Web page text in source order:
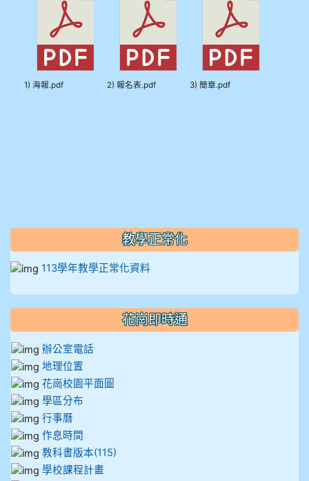
910謝尚橙
910呂芃澔
910溫婕伶
914王苡澄
1) 海報.pdf 2) 報名表.pdf 3) 簡章.pdf
教學正常化
113學年教學正常化資料
花崗即時通
辦公室電話
地理位置
花崗校園平面圖
學區分布
行事曆
作息時間
教科書版本(115)
學校課程計畫